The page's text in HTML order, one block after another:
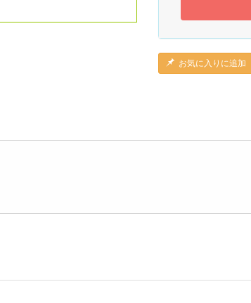
お気に入りに追加